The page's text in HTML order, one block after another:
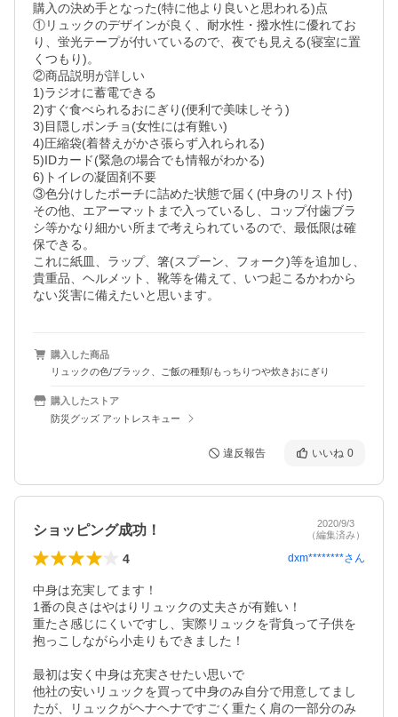
購入の決め手となった(特に他より良いと思われる)点
①リュックのデザインが良く、耐水性・撥水性に優れてお
り、蛍光テープが付いているので、夜でも見える(寝室に置
くつもり)。
②商品説明が詳しい
1)ラジオに蓄電できる
2)すぐ食べられるおにぎり(便利で美味しそう)
3)目隠しポンチョ(女性には有難い)
4)圧縮袋(着替えがかさ張らず入れられる)
5)IDカード(緊急の場合でも情報がわかる)
6)トイレの凝固剤不要
③色分けしたポーチに詰めた状態で届く(中身のリスト付)
その他、エアーマットまで入っているし、コップ付歯ブラ
シ等かなり細かい所まで考えられているので、最低限は確
保できる。
これに紙皿、ラップ、箸(スプーン、フォーク)等を追加し、
貴重品、ヘルメット、靴等を備えて、いつ起こるかわから
購入した商品
リュックの色/ブラック、ご飯の種類/もっちりつや炊きおにぎり
購入したストア
防災グッズ アットレスキュー
違反報告 いいね 0
ショッピング成功！
2020/9/3
（編集済み）
4 dxm********さん
中身は充実してます！
1番の良さはやはりリュックの丈夫さが有難い！
重たさ感じにくいですし、実際リュックを背負って子供を
抱っこしながら小走りもできました！
最初は安く中身は充実させたい思いで
他社の安いリュックを買って中身のみ自分で用意してまし
たが、リュックがヘナヘナですごく重たく肩の一部分のみ